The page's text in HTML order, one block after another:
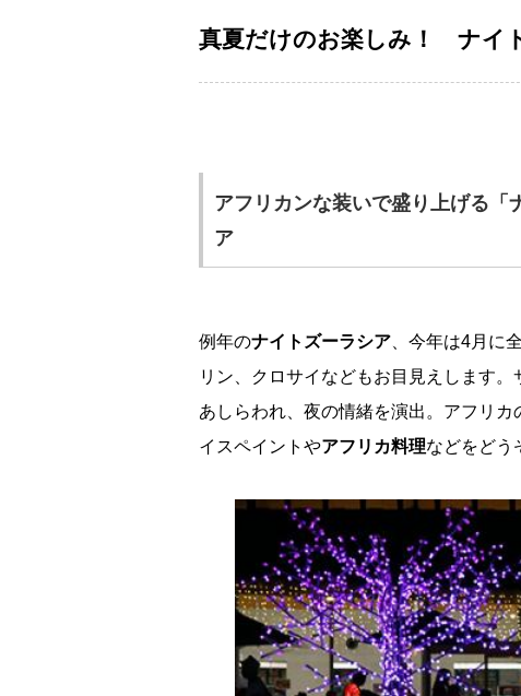
真夏だけのお楽しみ！ ナイ
アフリカンな装いで盛り上げる「
ア
例年のナイトズーラシア 、今年は4月に
リン、クロサイなどもお目見えします
あしらわれ、夜の情緒を演出。アフリ
イスペイントアフリカ料理などをどう